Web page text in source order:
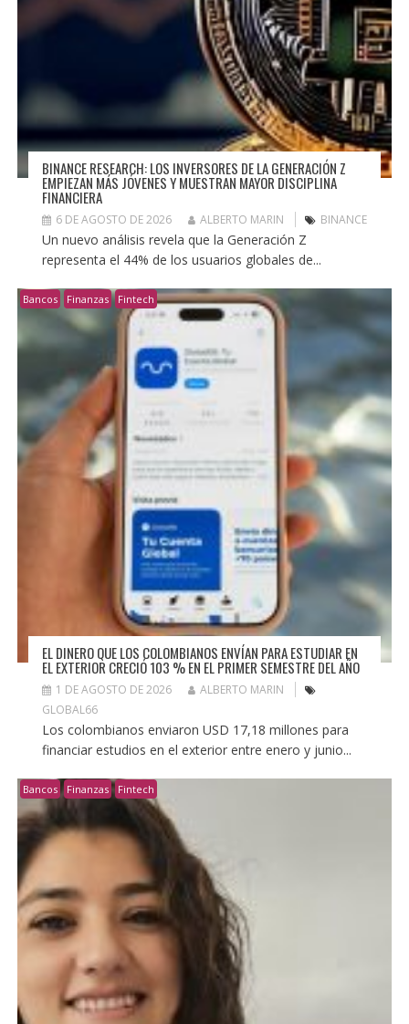
BINANCE RESEARCH: LOS INVERSORES DE LA GENERACIÓN Z
EMPIEZAN MÁS JÓVENES Y MUESTRAN MAYOR DISCIPLINA
FINANCIERA
6 DE AGOSTO DE 2026 ALBERTO MARIN BINANCE
Un nuevo análisis revela que la Generación Z
representa el 44% de los usuarios globales de...
Bancos Finanzas Fintech
EL DINERO QUE LOS COLOMBIANOS ENVÍAN PARA ESTUDIAR EN
EL EXTERIOR CRECIÓ 103 % EN EL PRIMER SEMESTRE DEL AÑO
1 DE AGOSTO DE 2026
ALBERTO MARIN
GLOBAL66
Los colombianos enviaron USD 17,18 millones para
financiar estudios en el exterior entre enero y junio...
Bancos Finanzas Fintech